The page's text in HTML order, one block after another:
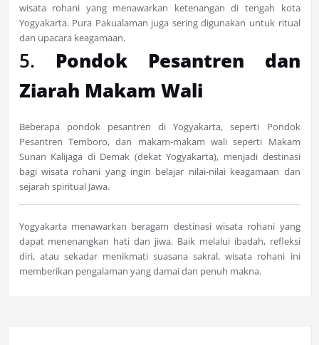
wisata rohani yang menawarkan ketenangan di tengah kota
Yogyakarta. Pura Pakualaman juga sering digunakan untuk ritual
dan upacara keagamaan.
5. Pondok Pesantren dan
Ziarah Makam Wali
Beberapa pondok pesantren di Yogyakarta, seperti Pondok
Pesantren Temboro, dan makam-makam wali seperti Makam
Sunan Kalijaga di Demak (dekat Yogyakarta), menjadi destinasi
bagi wisata rohani yang ingin belajar nilai-nilai keagamaan dan
sejarah spiritual Jawa.
Yogyakarta menawarkan beragam destinasi wisata rohani yang
dapat menenangkan hati dan jiwa. Baik melalui ibadah, refleksi
diri, atau sekadar menikmati suasana sakral, wisata rohani ini
memberikan pengalaman yang damai dan penuh makna.